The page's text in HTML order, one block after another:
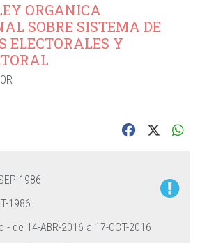
ORGANICA
SOBRE SISTEMA DE
ELECTORALES Y
1986
1986
- de 14-ABR-2016 a 17-OCT-2016